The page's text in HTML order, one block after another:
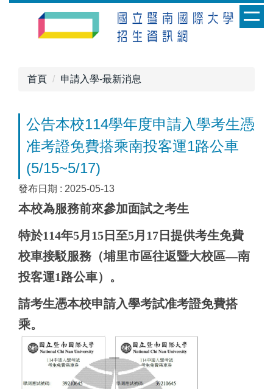
首頁 申請入學-最新消息
公告本校114學年度申請入學考生憑
准考證免費搭乘南投客運1路公車
(5/15~5/17)
發布日期 : 2025-05-13
本校為服務前來參加面試之考生
特於114年5月15日至5月17日提供考生免費
校車接駁服務（埔里市區往返暨大校區—南
投客運1路公車）。
請考生憑本校申請入學考試准考證免費搭
乘。